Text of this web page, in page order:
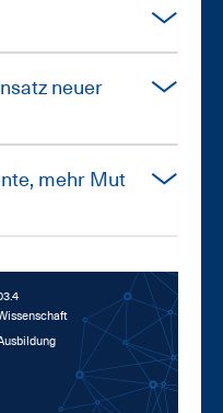
neu­er
mehr Mut